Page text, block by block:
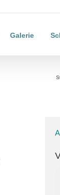
Galerie